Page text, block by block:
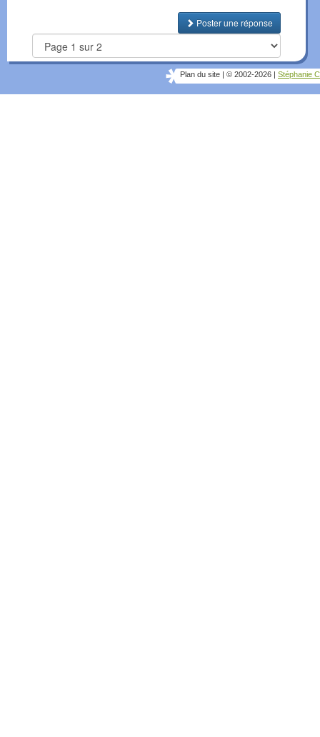
Poster une réponse
Plan du site © 2002-2026 Stéphanie C